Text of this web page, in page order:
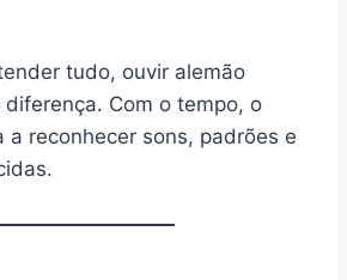
tudo, ouvir alemão
Com o tempo, o
a reconhecer sons, padrões e